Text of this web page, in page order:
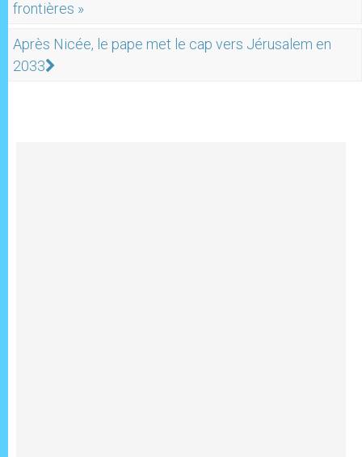
frontières »
Après Nicée, le pape met le cap vers Jérusalem en
2033